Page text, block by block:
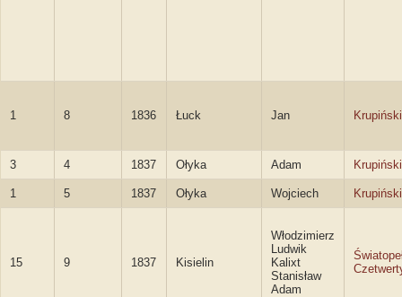
1 8 1836 Łuck Jan Krupiński
3 4 1837 Ołyka Adam Krupiński
1 5 1837 Ołyka Wojciech Krupiński
15 9 1837 Kisielin
Włodzimierz
Ludwik
Kalixt
Stanisław
Adam